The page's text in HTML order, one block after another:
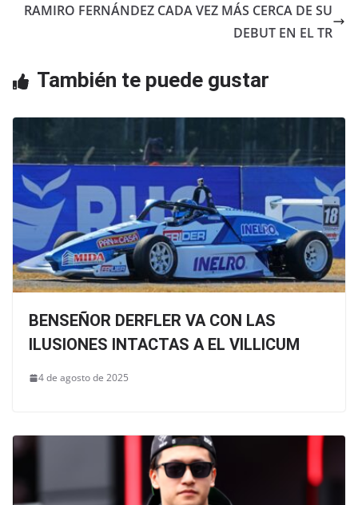
o p
RAMIRO FERNÁNDEZ CADA VEZ MÁS CERCA DE SU
DEBUT EN EL TR
También te puede gustar
BENSEÑOR DERFLER VA CON LAS
ILUSIONES INTACTAS A EL VILLICUM
4 de agosto de 2025